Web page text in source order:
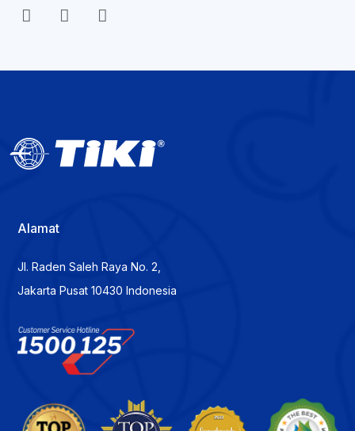
Alamat
Jl. Raden Saleh Raya No. 2,
Jakarta Pusat 10430 Indonesia